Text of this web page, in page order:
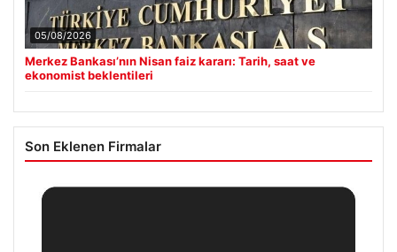
05/08/2026
Merkez Bankası’nın Nisan faiz kararı: Tarih, saat ve
ekonomist beklentileri
Son Eklenen Firmalar